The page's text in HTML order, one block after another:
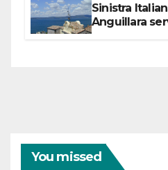
Sinistra
Anguillara
You missed